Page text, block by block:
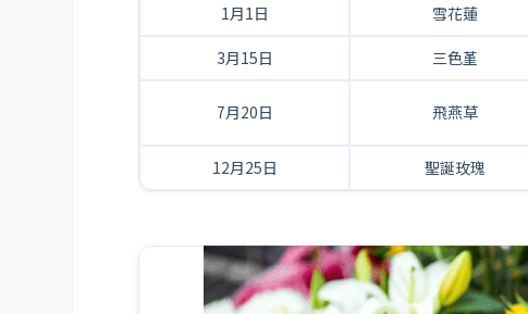
1月1日 雪花蓮
3月15日 三色堇
7月20日 飛燕草
12月25日 聖誕玫瑰